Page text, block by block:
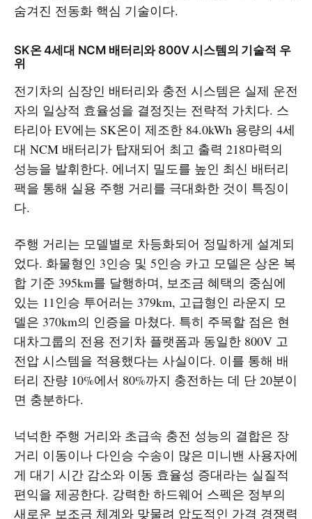
숨겨진 전동화 핵심 기술이다.
SK온 4세대 NCM 배터리와 800V 시스템의 기술적 우
위
전기차의 심장인 배터리와 충전 시스템은 실제 운전
자의 일상적 효율성을 결정짓는 전략적 가치다. 스
타리아 EV에는 SK온이 제조한 84.0kWh 용량의 4세
대 NCM 배터리가 탑재되어 최고 출력 218마력의
성능을 발휘한다. 에너지 밀도를 높인 최신 배터리
팩을 통해 실용 주행 거리를 극대화한 것이 특징이
다.
주행 거리는 모델별로 차등화되어 정밀하게 설계되
었다. 화물형인 3인승 및 5인승 카고 모델은 상온 복
합 기준 395km를 달행하며, 보조금 혜택의 중심에
있는 11인승 투어러는 379km, 고급형인 라운지 모
델은 370km의 인증을 마쳤다. 특히 주목할 점은 현
대차그룹의 전용 전기차 플랫폼과 동일한 800V 고
전압 시스템을 적용했다는 사실이다. 이를 통해 배
터리 잔량 10%에서 80%까지 충전하는 데 단 20분이
면 충분하다.
넉넉한 주행 거리와 초급속 충전 성능의 결합은 장
거리 이동이나 다인승 수송이 많은 미니밴 사용자에
게 대기 시간 감소와 이동 효율성 증대라는 실질적
편익을 제공한다. 강력한 하드웨어 스펙은 정부의
새로운 보조금 체계와 맞물려 압도적인 가격 경쟁력